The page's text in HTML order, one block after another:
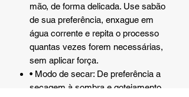
mão, de forma delicada. Use sabão
de sua preferência, enxague em
água corrente e repita o processo
quantas vezes forem necessárias,
sem aplicar força.
• Modo de secar: De preferência a
secagem à sombra e gotejamento